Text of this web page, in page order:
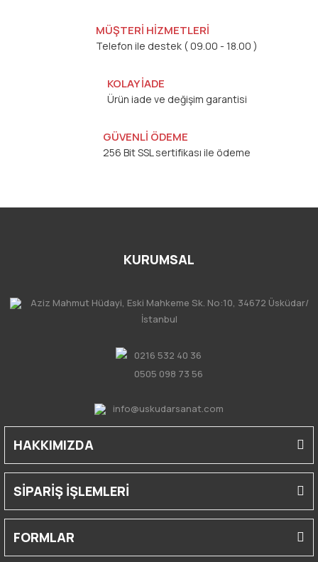
MÜŞTERİ HİZMETLERİ
Telefon ile destek ( 09.00 - 18.00 )
KOLAY İADE
Ürün iade ve değişim garantisi
GÜVENLİ ÖDEME
256 Bit SSL sertifikası ile ödeme
KURUMSAL
Aziz Mahmut Hüdayi, Eski Mahkeme Sk. No:10, 34672 Üsküdar/
İstanbul
0216 532 40 36
0505 098 73 56
info@uskudarsanat.com
HAKKIMIZDA
SİPARİŞ İŞLEMLERİ
FORMLAR